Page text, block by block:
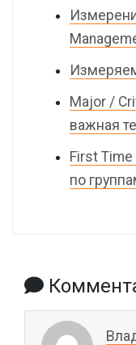
Major /
важная
First Time
по